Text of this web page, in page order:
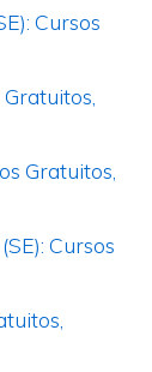
Cursos
Gratuitos,
Cursos